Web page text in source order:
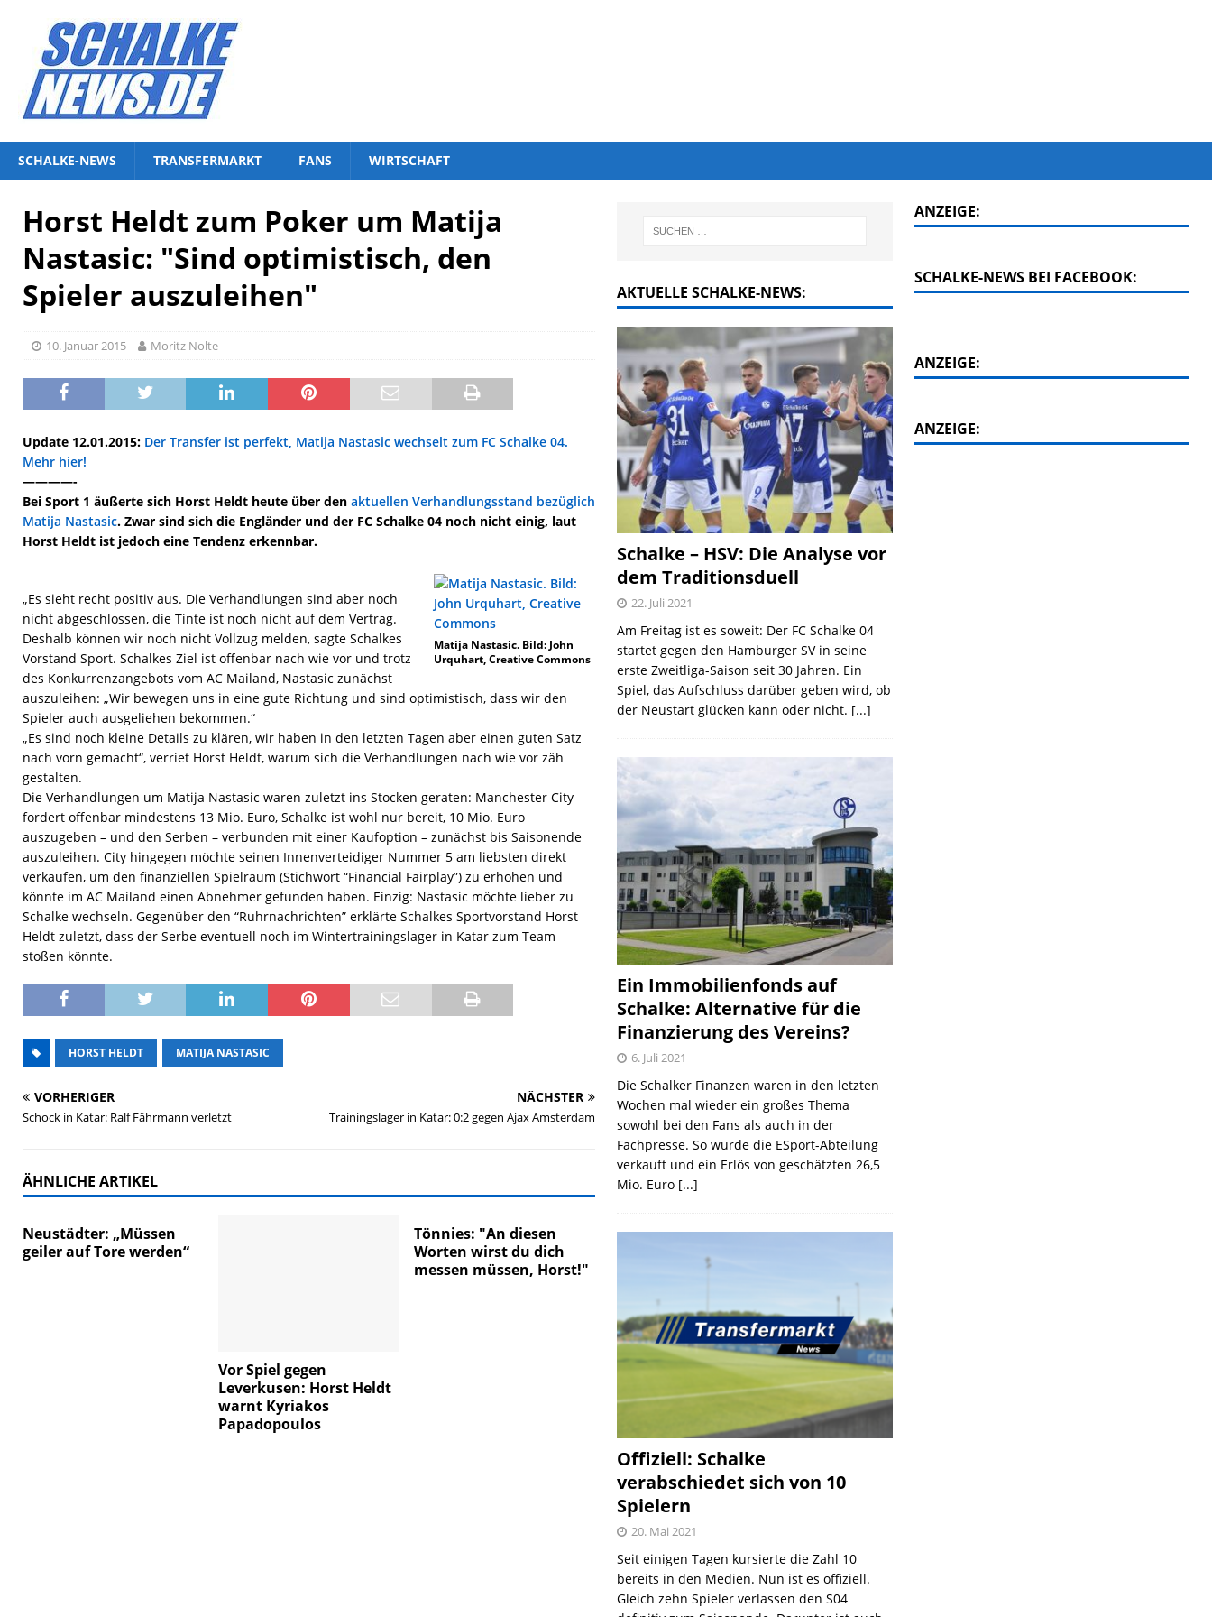
SCHALKE-NEWS TRANSFERMARKT FANS WIRTSCHAFT
Horst Heldt zum Poker um Matija
Nastasic: "Sind optimistisch, den
Spieler auszuleihen"
10. Januar 2015 Moritz Nolte
Update 12.01.2015: Der Transfer ist perfekt, Matija Nastasic wechselt zum FC Schalke 04.
Mehr hier!
————-
Bei Sport 1 äußerte sich Horst Heldt heute über den aktuellen Verhandlungsstand bezüglich
Matija Nastasic. Zwar sind sich die Engländer und der FC Schalke 04 noch nicht einig, laut
Horst Heldt ist jedoch eine Tendenz erkennbar.
Matija Nastasic. Bild: John
Urquhart, Creative Commons
„Es sieht recht positiv aus. Die Verhandlungen sind aber noch
nicht abgeschlossen, die Tinte ist noch nicht auf dem Vertrag.
Deshalb können wir noch nicht Vollzug melden, sagte Schalkes
Vorstand Sport. Schalkes Ziel ist offenbar nach wie vor und trotz
des Konkurrenzangebots vom AC Mailand, Nastasic zunächst
auszuleihen: „Wir bewegen uns in eine gute Richtung und sind optimistisch, dass wir den
Spieler auch ausgeliehen bekommen.“
„Es sind noch kleine Details zu klären, wir haben in den letzten Tagen aber einen guten Satz
nach vorn gemacht“, verriet Horst Heldt, warum sich die Verhandlungen nach wie vor zäh
gestalten.
Die Verhandlungen um Matija Nastasic waren zuletzt ins Stocken geraten: Manchester City
fordert offenbar mindestens 13 Mio. Euro, Schalke ist wohl nur bereit, 10 Mio. Euro
auszugeben – und den Serben – verbunden mit einer Kaufoption – zunächst bis Saisonende
auszuleihen. City hingegen möchte seinen Innenverteidiger Nummer 5 am liebsten direkt
verkaufen, um den finanziellen Spielraum (Stichwort “Financial Fairplay”) zu erhöhen und
könnte im AC Mailand einen Abnehmer gefunden haben. Einzig: Nastasic möchte lieber zu
Schalke wechseln. Gegenüber den “Ruhrnachrichten” erklärte Schalkes Sportvorstand Horst
Heldt zuletzt, dass der Serbe eventuell noch im Wintertrainingslager in Katar zum Team
stoßen könnte.
HORST HELDT MATIJA NASTASIC
VORHERIGER
Schock in Katar: Ralf Fährmann verletzt
NÄCHSTER
Trainingslager in Katar: 0:2 gegen Ajax Amsterdam
ÄHNLICHE ARTIKEL
Neustädter: „Müssen
geiler auf Tore werden“
Vor Spiel gegen
Leverkusen: Horst Heldt
warnt Kyriakos
Papadopoulos
Tönnies: "An diesen
Worten wirst du dich
messen müssen, Horst!"
AKTUELLE SCHALKE-NEWS:
Schalke – HSV: Die Analyse vor
dem Traditionsduell
22. Juli 2021
Am Freitag ist es soweit: Der FC Schalke 04
startet gegen den Hamburger SV in seine
erste Zweitliga-Saison seit 30 Jahren. Ein
Spiel, das Aufschluss darüber geben wird, ob
der Neustart glücken kann oder nicht. [...]
Ein Immobilienfonds auf
Schalke: Alternative für die
Finanzierung des Vereins?
6. Juli 2021
Die Schalker Finanzen waren in den letzten
Wochen mal wieder ein großes Thema
sowohl bei den Fans als auch in der
Fachpresse. So wurde die ESport-Abteilung
verkauft und ein Erlös von geschätzten 26,5
Mio. Euro [...]
Offiziell: Schalke
verabschiedet sich von 10
Spielern
20. Mai 2021
Seit einigen Tagen kursierte die Zahl 10
bereits in den Medien. Nun ist es offiziell.
Gleich zehn Spieler verlassen den S04
ANZEIGE:
SCHALKE-NEWS BEI FACEBOOK:
ANZEIGE:
ANZEIGE: